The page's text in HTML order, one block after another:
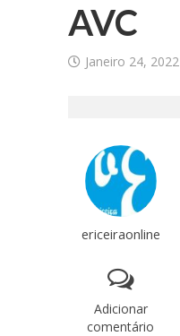
AVC
Janeiro 24, 2022
ericeiraonline
Adicionar
comentário